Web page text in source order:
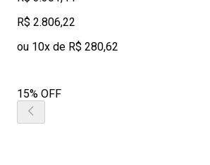
R$ 2.806,22
ou 10x de R$ 280,62
15% OFF